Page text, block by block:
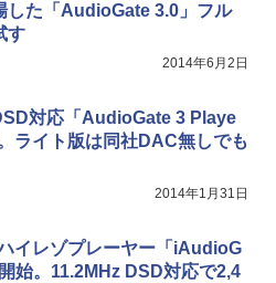
した「AudioGate 3.0」フル
す
2014年6月2日
対応「AudioGate 3 Playe
ライト版は同社DAC無しでも
2014年1月31日
イレゾプレーヤー「iAudioG
始。11.2MHz DSD対応で2,4